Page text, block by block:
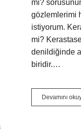
mi?
gözlemlerimi
istiyorum.
mi?
denildiğinde
biridir.…
Devamını